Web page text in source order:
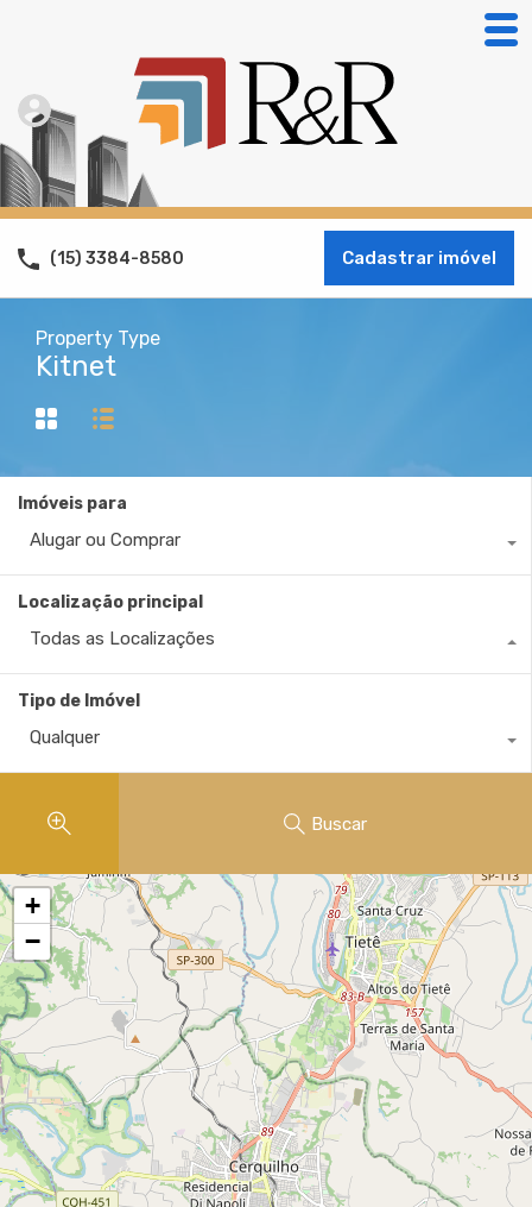
(15) 3384-8580 Cadastrar imóvel
Property Type
Kitnet
Imóveis para
Alugar ou Comprar
Localização principal
Todas as Localizações
Tipo de Imóvel
Qualquer
Buscar
+
−